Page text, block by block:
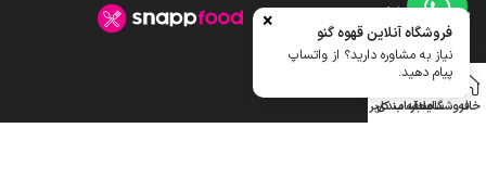
سوالات متداول
رویه ارسال کالا
× فروشگاه آنلاین قهوه گنو
نیاز به مشاوره دارید؟ از واتساپ
پیام دهید.
خانهفروشگاهسایدبار
علاقه مندی
حساب کاربری من